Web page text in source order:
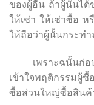
ของผู้อื่น ถ้าผู้นั้นได้
ให้เช่า ให้เช่าซื้อ ห
ให้ถือว่าผู้นั้นกระท
เพราะฉนั้นก่อนจ
เข้าใจพฤติกรรมผู้ซื้
ซื้อส่วนใหญ่ซื้อสินค้